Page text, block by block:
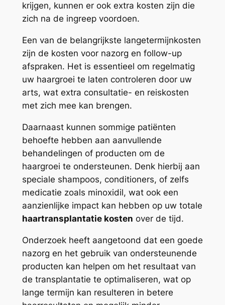
krijgen, kunnen er ook extra kosten zijn die
zich na de ingreep voordoen.
Een van de belangrijkste langetermijnkosten
zijn de kosten voor nazorg en follow-up
afspraken. Het is essentieel om regelmatig
uw haargroei te laten controleren door uw
arts, wat extra consultatie- en reiskosten
met zich mee kan brengen.
Daarnaast kunnen sommige patiënten
behoefte hebben aan aanvullende
behandelingen of producten om de
haargroei te ondersteunen. Denk hierbij aan
speciale shampoos, conditioners, of zelfs
medicatie zoals minoxidil, wat ook een
aanzienlijke impact kan hebben op uw totale
haartransplantatie kosten over de tijd.
Onderzoek heeft aangetoond dat een goede
nazorg en het gebruik van ondersteunende
producten kan helpen om het resultaat van
de transplantatie te optimaliseren, wat op
lange termijn kan resulteren in betere